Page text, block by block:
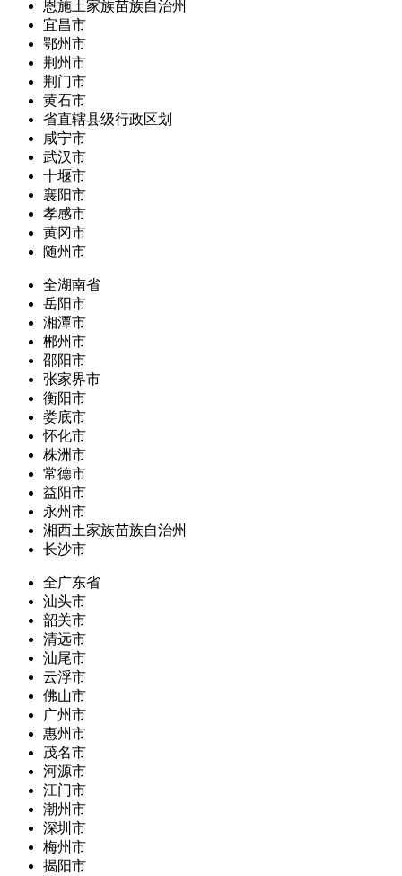
恩施土家族苗族自治州
宜昌市
鄂州市
荆州市
荆门市
黄石市
省直辖县级行政区划
咸宁市
武汉市
十堰市
襄阳市
孝感市
黄冈市
随州市
全湖南省
岳阳市
湘潭市
郴州市
邵阳市
张家界市
衡阳市
娄底市
怀化市
株洲市
常德市
益阳市
永州市
湘西土家族苗族自治州
长沙市
全广东省
汕头市
韶关市
清远市
汕尾市
云浮市
佛山市
广州市
惠州市
茂名市
河源市
江门市
潮州市
深圳市
梅州市
揭阳市